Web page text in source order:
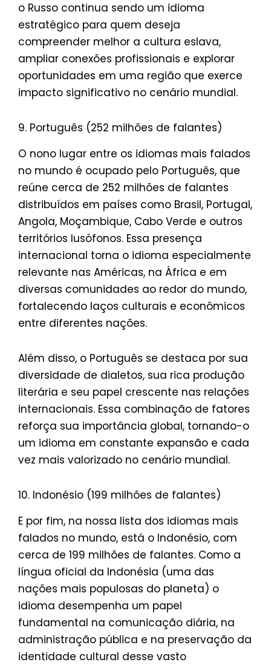
o Russo continua sendo um idioma
estratégico para quem deseja
compreender melhor a cultura eslava,
ampliar conexões profissionais e explorar
oportunidades em uma região que exerce
impacto significativo no cenário mundial.
9. Português (252 milhões de falantes)
O nono lugar entre os idiomas mais falados
no mundo é ocupado pelo Português, que
reúne cerca de 252 milhões de falantes
distribuídos em países como Brasil, Portugal,
Angola, Moçambique, Cabo Verde e outros
territórios lusófonos. Essa presença
internacional torna o idioma especialmente
relevante nas Américas, na África e em
diversas comunidades ao redor do mundo,
fortalecendo laços culturais e econômicos
entre diferentes nações.
Além disso, o Português se destaca por sua
diversidade de dialetos, sua rica produção
literária e seu papel crescente nas relações
internacionais. Essa combinação de fatores
reforça sua importância global, tornando-o
um idioma em constante expansão e cada
vez mais valorizado no cenário mundial.
10. Indonésio (199 milhões de falantes)
E por fim, na nossa lista dos idiomas mais
falados no mundo, está o Indonésio, com
cerca de 199 milhões de falantes. Como a
língua oficial da Indonésia (uma das
nações mais populosas do planeta) o
idioma desempenha um papel
fundamental na comunicação diária, na
administração pública e na preservação da
identidade cultural desse vasto